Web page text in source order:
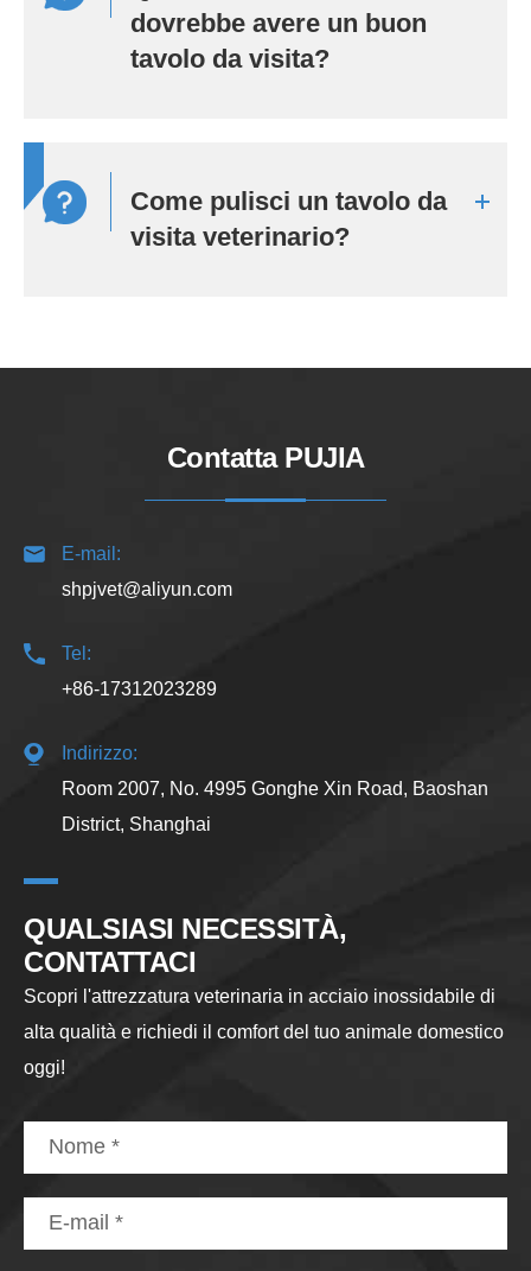
dovrebbe avere un buon
tavolo da visita?
Come pulisci un tavolo da
visita veterinario?
Contatta PUJIA
E-mail:
shpjvet@aliyun.com
Tel:
+86-17312023289
Indirizzo:
Room 2007, No. 4995 Gonghe Xin Road, Baoshan
District, Shanghai
QUALSIASI NECESSITÀ,
CONTATTACI
Scopri l'attrezzatura veterinaria in acciaio inossidabile di
alta qualità e richiedi il comfort del tuo animale domestico
oggi!